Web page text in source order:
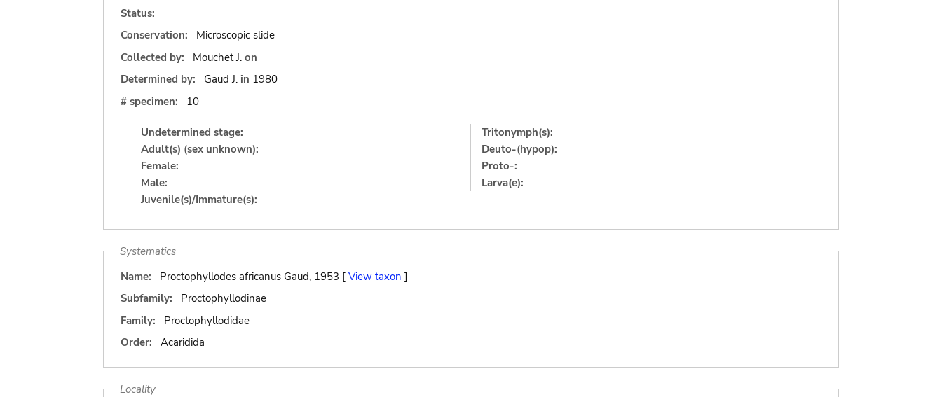
Status:
Conservation:
Microscopic slide
Collected by:
Mouchet J. on
Determined by:
Gaud J. in 1980
# specimen:
10
Undetermined stage:
Adult(s) (sex unknown):
Female:
Male:
Juvenile(s)/Immature(s):
Tritonymph(s):
Deuto-(hypop):
Proto-:
Larva(e):
Systematics
Name:
Proctophyllodes africanus Gaud, 1953 [ View taxon ]
Subfamily:
Proctophyllodinae
Family:
Proctophyllodidae
Order:
Acaridida
Locality